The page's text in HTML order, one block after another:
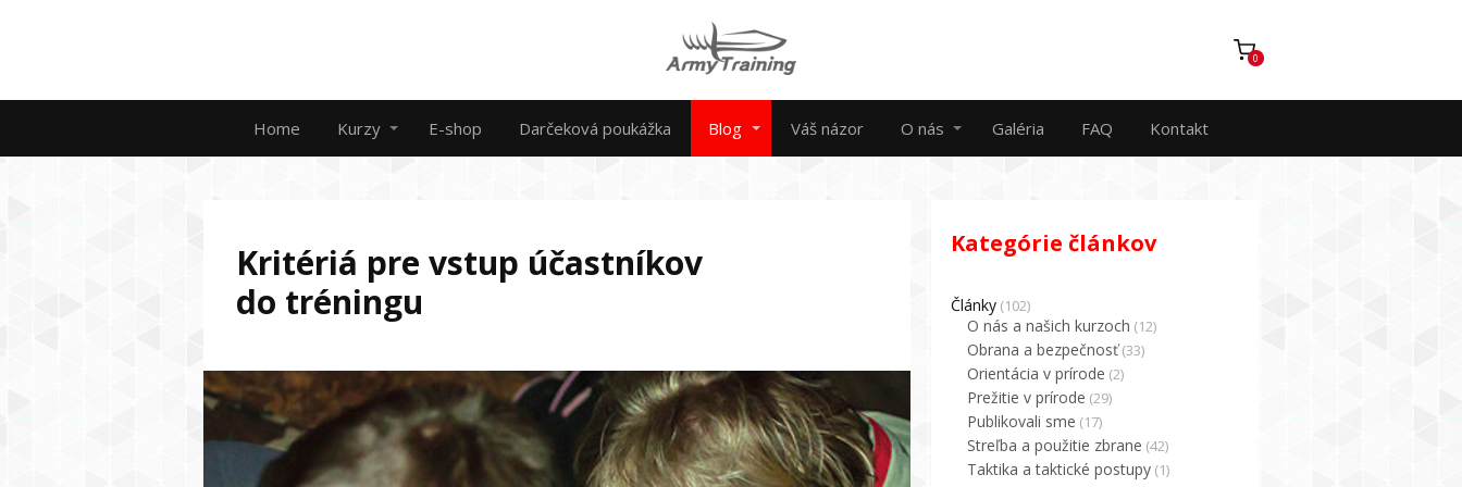
0
Home Kurzy E-shop Darčeková poukážka Blog Váš názor O nás Galéria FAQ Kontakt
Kritériá pre vstup účastníkov
do tréningu
Kategórie článkov
Články (102)
O nás a našich kurzoch (12)
Obrana a bezpečnosť(33)
Orientácia v prírode (2)
Prežitie v prírode (29)
Publikovali sme (17)
Streľba a použitie zbrane (42)
Taktika a taktické postupy (1)